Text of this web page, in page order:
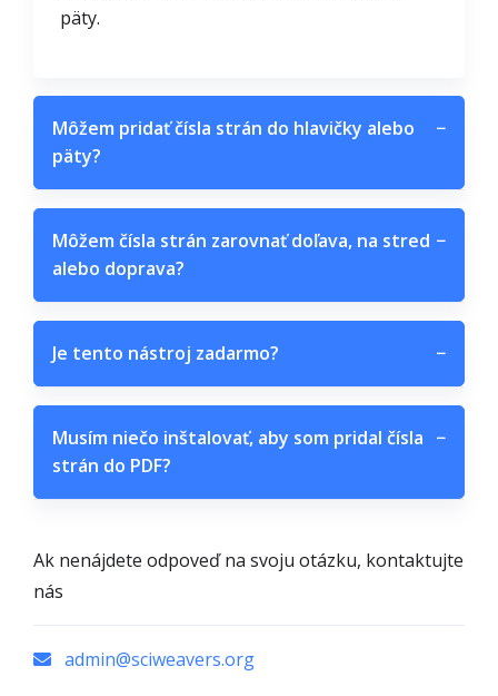
päty.
Môžem pridať čísla strán do hlavičky alebo
päty?
−
Môžem čísla strán zarovnať doľava, na stred
alebo doprava?
−
Je tento nástroj zadarmo? −
Musím niečo inštalovať, aby som pridal čísla
strán do PDF?
−
Ak nenájdete odpoveď na svoju otázku, kontaktujte
nás
admin@sciweavers.org